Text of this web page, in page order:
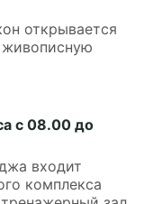
wi-fi и система
дизайн,
для
сад
пруд.
открывается
с 08.00 до
входит
комплекса